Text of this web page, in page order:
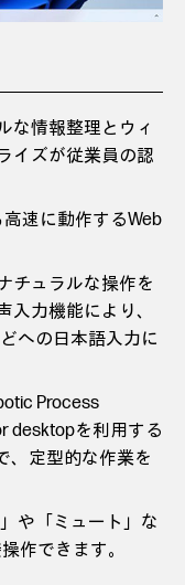
な情報整理とウィ
イズが従業員の認
高速に動作するWeb
チュラルな操作を
入力機能により、
への日本語入力に
Process
desktopを利用する
、定型的な作業を
や「ミュート」な
作できます。